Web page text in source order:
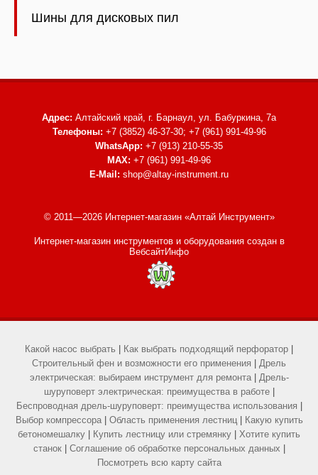
Шины для дисковых пил
Адрес: Алтайский край, г. Барнаул, ул. Бабуркина, 7а
Телефоны: +7 (3852) 46-37-30; +7 (961) 991-49-96
WhatsApp: +7 (913) 210-55-35
MAX: +7 (961) 991-49-96
E-Mail: shop@altay-instrument.ru
© 2011—2026 Интернет-магазин «Алтай Инструмент»
Интернет-магазин инструментов и оборудованиясоздан в
ВебсайтИнфо
Какой насос выбрать Как выбрать подходящий перфоратор
Строительный фен и возможности его применения
Дрель
электрическая: выбираем инструмент для ремонта| Дрель-
шуруповерт электрическая: преимущества в работе|
Беспроводная дрель-шуруповерт: преимущества использования
Выбор компрессора| Область применения лестниц|
Какую купить
бетономешалку
Купить лестницу или стремянку
Хотите купить
станок| Соглашение об обработке персональных данных
Посмотреть всю карту сайта